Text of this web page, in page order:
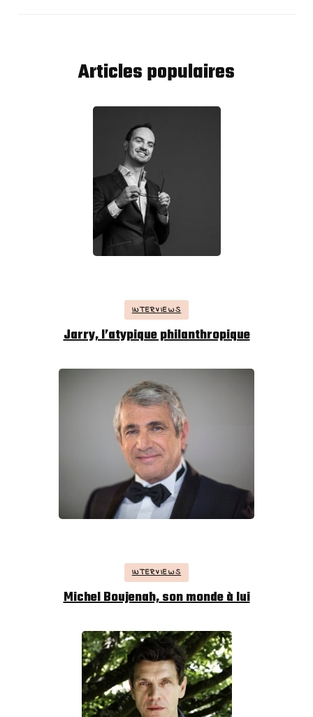
Articles populaires
INTERVIEWS
Jarry, l’atypique philanthropique
INTERVIEWS
Michel Boujenah, son monde à lui